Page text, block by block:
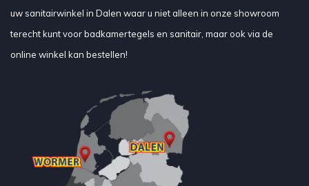
uw sanitairwinkel in Dalen waar u niet alleen in onze showroom
terecht kunt voor badkamertegels en sanitair, maar ook via de
online winkel kan bestellen!